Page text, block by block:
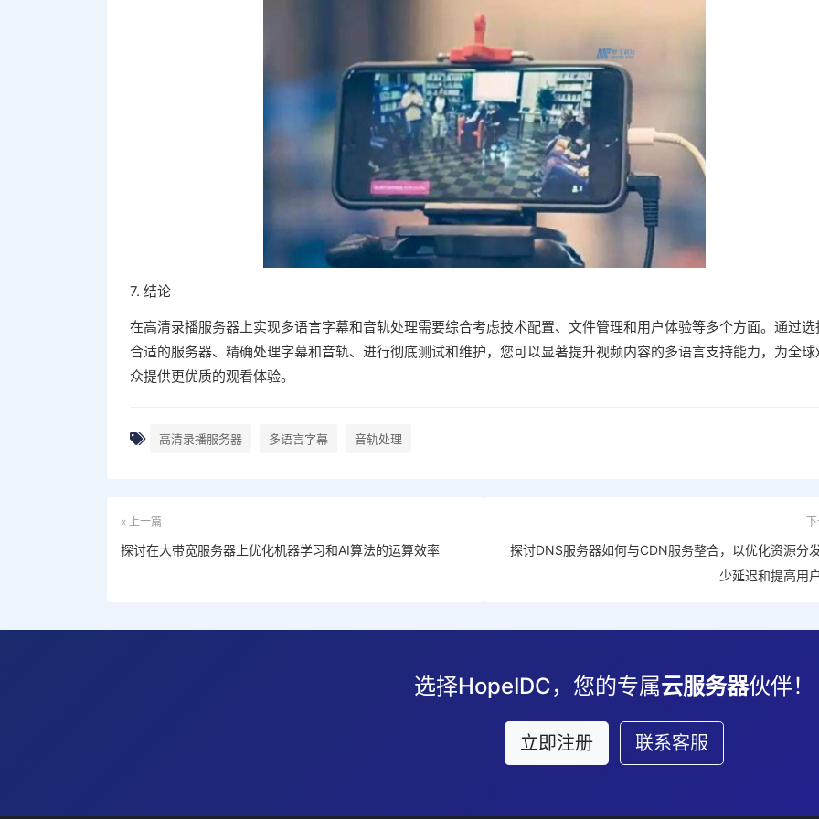
7. 结论
在高清录播服务器上实现多语言字幕和音轨处理需要综合考虑技术配置、文件管理和用户体验等多个方面。通过选
合适的服务器、精确处理字幕和音轨、进行彻底测试和维护，您可以显著提升视频内容的多语言支持能力，为全球
众提供更优质的观看体验。
高清录播服务器 多语言字幕 音轨处理
« 上一篇
探讨在大带宽服务器上优化机器学习和AI算法的运算效率
探讨DNS服务器如何与CDN服务整合，以优化资源分
少延迟和提高用
选择HopeIDC，您的专属云服务器伙伴！
立即注册 联系客服